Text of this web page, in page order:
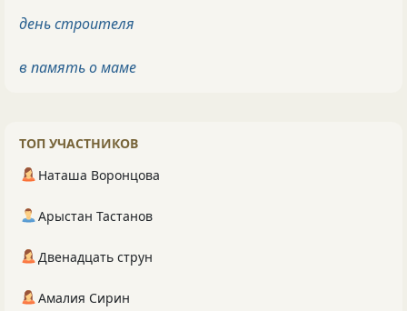
день строителя
в память о маме
ТОП УЧАСТНИКОВ
Наташа Воронцова
Арыстан Тастанов
Двенадцать струн
Амалия Сирин